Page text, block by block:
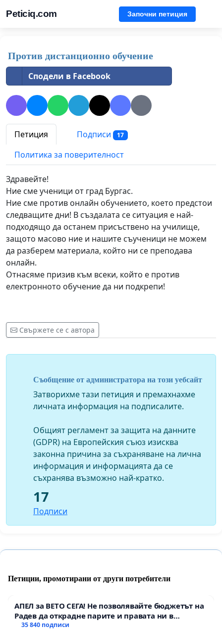
Peticiq.com Започни петиция
Против дистанционно обучение
Сподели в Facebook
Петиция Подписи 17
Политика за поверителност
Здравейте!
Ние сме ученици от град Бургас.
Ние сме против онлайн обучението, което предстои
следващите дни! В създалата се ситуация е най-
подходящо да останем присъствено на училище,
защото масово ние и нашите съученици не можем
да разберем материала, който ни се преподава
онлайн.
Отнасяме призив към всеки, който е против
електронното обучение да ни подкрепи!
Свържете се с автора
Съобщение от администратора на този уебсайт
Затворихме тази петиция и премахнахме
личната информация на подписалите.
Общият регламент за защита на данните
(GDPR) на Европейския съюз изисква
законна причина за съхраняване на лична
информация и информацията да се
съхранява възможно най-кратко.
17
Подписи
Петиции, промотирани от други потребители
АПЕЛ за ВЕТО СЕГА! Не позволявайте бюджетът на
Радев да открадне парите и правата ни в
тъмното
35 840 подписи